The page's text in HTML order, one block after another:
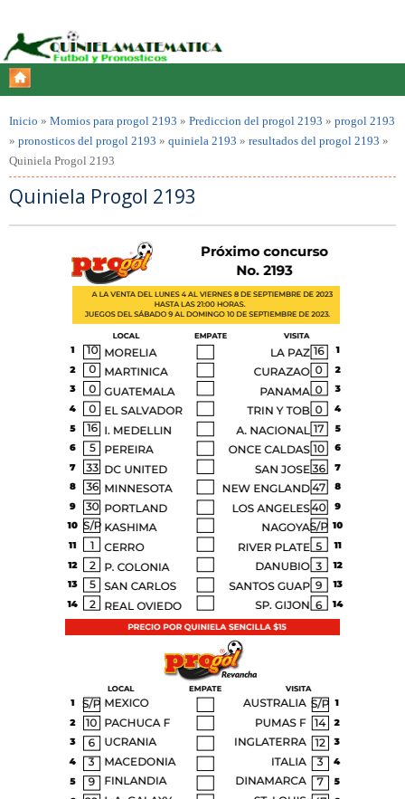
Inicio » Momios para progol 2193 » Prediccion del progol 2193 » progol 2193
» pronosticos del progol 2193 » quiniela 2193 » resultados del progol 2193 »
Quiniela Progol 2193
Quiniela Progol 2193